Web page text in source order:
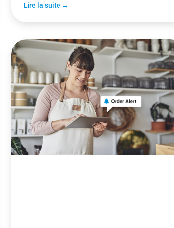
Lire la suite →